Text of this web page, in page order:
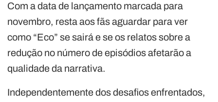
Com a data de lançamento marcada para
novembro, resta aos fãs aguardar para ver
como “Eco” se sairá e se os relatos sobre a
redução no número de episódios afetarão a
qualidade da narrativa.
Independentemente dos desafios enfrentados,